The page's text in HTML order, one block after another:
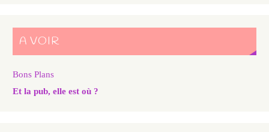
A VOIR
Bons Plans
Et la pub, elle est où ?